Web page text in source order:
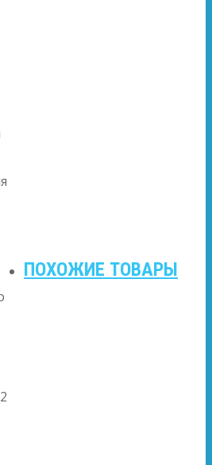
ПОХОЖИЕ ТОВАРЫ